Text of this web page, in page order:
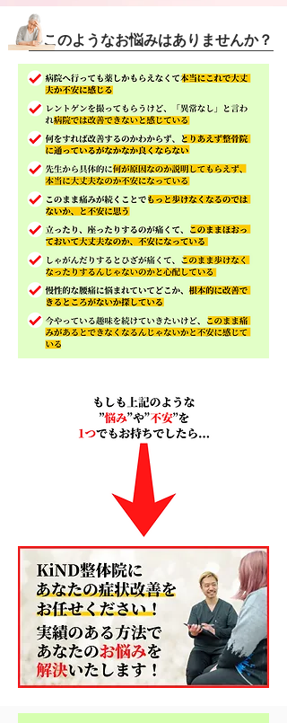
​このようなお悩みはありませんか？